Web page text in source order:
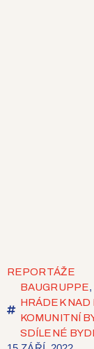
REPORTÁŽE
BAUGRUPPE
HRÁDEK NAD
KOMUNITNÍ
SDÍLENÉ